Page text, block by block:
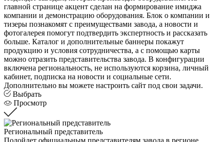
главной странице акцент сделан на формирование имиджа
компании и демонстрацию оборудования. Блок о компании и
тизеры познакомят с преимуществами завода, а новости и
фотогалерея помогут подтвердить экспертность и рассказать
больше. Каталог и дополнительные баннеры покажут
продукцию и условия сотрудничества, а с помощью карты
можно отразить представительства завода. В конфигурации
включена региональность, не используются корзина, личный
кабинет, подписка на новости и социальные сети.
Дополнительно вы можете настроить сайт под свои задачи.
Выбрать
Просмотр
Региональный представитель